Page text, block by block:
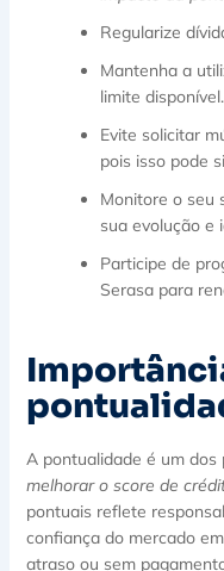
Regularize
Mantenha a
limite disponível.
Evite solicitar
pois isso pode
Monitore o seu
sua evolução e
Participe de
Serasa para
A pontualidade é um
melhorar o score de
pontuais reflete
confiança do mercado
atraso ou sem